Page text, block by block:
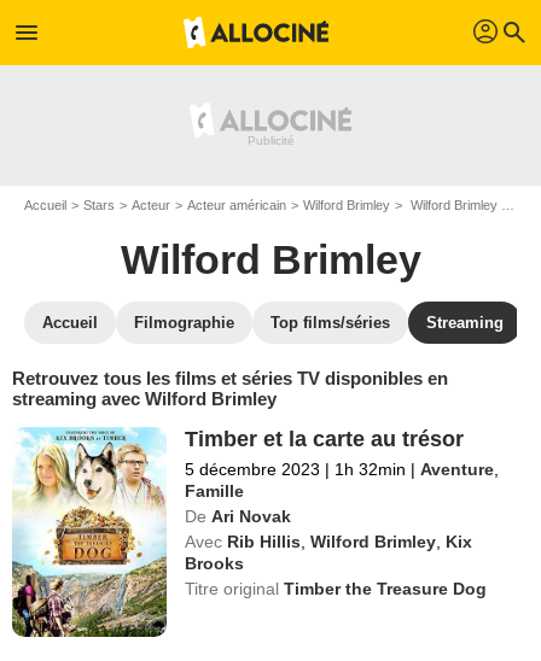
menu profil search
Accueil Stars Acteur Acteur américain Wilford Brimley Wilford Brimley : Films et séries online
Wilford Brimley
Accueil Filmographie Top films/séries Streaming
Retrouvez tous les films et séries TV disponibles en
streaming avec Wilford Brimley
Timber et la carte au trésor
5 décembre 2023 | 1h 32min | Aventure
Famille
De Ari Novak
Avec Rib Hillis ,Wilford Brimley Kix
Brooks
Titre originalTimber the Treasure Dog